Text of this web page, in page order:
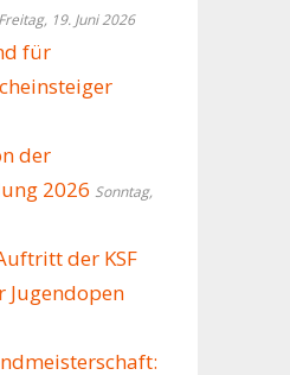
Freitag, 19. Juni 2026
für
der
2026 Sonntag,
der KSF
Jugendopen